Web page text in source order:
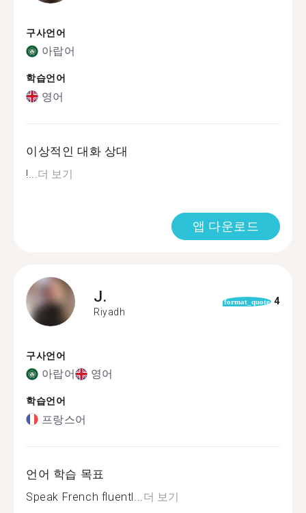
구사언어
아랍어
학습언어
영어
이상적인 대화 상대
!... 더 보기
앱 다운로드
J.
Riyadh
format_quote 4
구사언어
아랍어 영어
학습언어
프랑스어
언어 학습 목표
Speak French fluentl... 더 보기